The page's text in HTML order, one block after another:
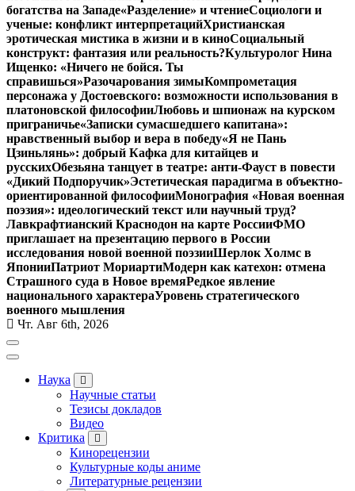
богатства на Западе«Разделение» и чтениеСоциологи и
ученые: конфликт интерпретацийХристианская
эротическая мистика в жизни и в киноСоциальный
конструкт: фантазия или реальность?Культуролог Нина
Ищенко: «Ничего не бойся. Ты
справишься»Разочарования зимыКомпрометация
персонажа у Достоевского: возможности использования в
платоновской философииЛюбовь и шпионаж на курском
приграничье«Записки сумасшедшего капитана»:
нравственный выбор и вера в победу«Я не Пань
Цзиньлянь»: добрый Кафка для китайцев и
русскихОбезьяна танцует в театре: анти-Фауст в повести
«Дикий Подпоручик»Эстетическая парадигма в объектно-
ориентированной философииМонография «Новая военная
поэзия»: идеологический текст или научный труд?
Лавкрафтианский Краснодон на карте РоссииФМО
приглашает на презентацию первого в России
исследования новой военной поэзииШерлок Холмс в
ЯпонииПатриот МориартиМодерн как катехон: отмена
Страшного суда в Новое времяРедкое явление
национального характераУровень стратегического
военного мышления
Чт. Авг 6th, 2026
Наука
Научные статьи
Тезисы докладов
Видео
Критика
Кинорецензии
Культурные коды аниме
Литературные рецензии